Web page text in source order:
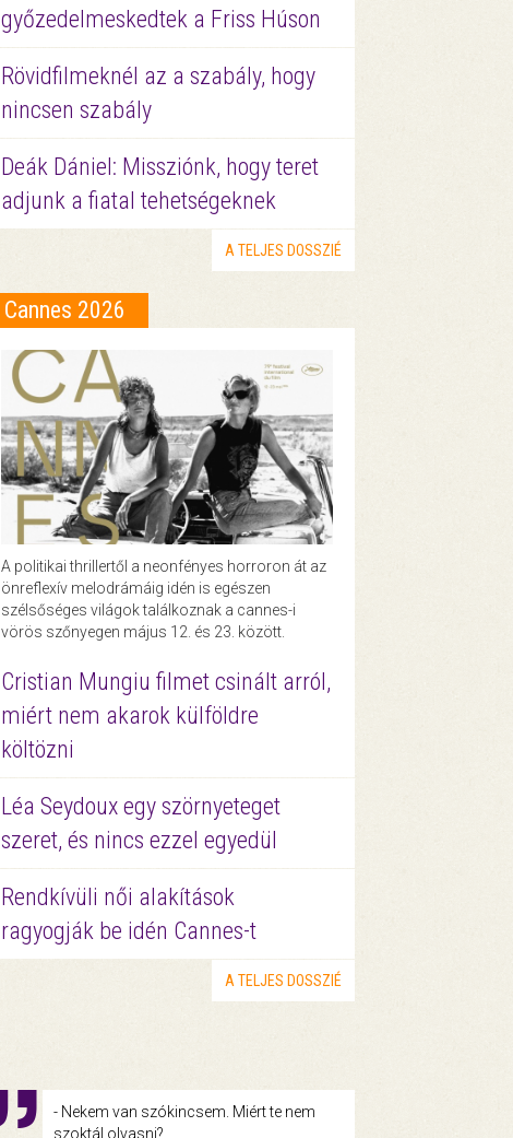
győzedelmeskedtek a Friss Húson
Rövidfilmeknél az a szabály, hogy
nincsen szabály
Deák Dániel: Missziónk, hogy teret
adjunk a fiatal tehetségeknek
A TELJES DOSSZIÉ
Cannes 2026
A politikai thrillertől a neonfényes horroron át az
önreflexív melodrámáig idén is egészen
szélsőséges világok találkoznak a cannes-i
vörös szőnyegen május 12. és 23. között.
Cristian Mungiu filmet csinált arról,
miért nem akarok külföldre
költözni
Léa Seydoux egy szörnyeteget
szeret, és nincs ezzel egyedül
Rendkívüli női alakítások
ragyogják be idén Cannes-t
A TELJES DOSSZIÉ
- Nekem van szókincsem. Miért te nem
szoktál olvasni?